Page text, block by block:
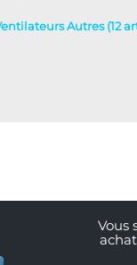
Autres (12
Vous